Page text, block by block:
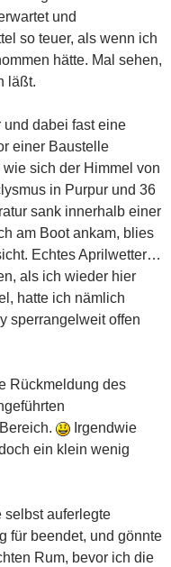
und
so teuer, als wenn ich
hätte. Mal sehen,
läßt.
dabei fast eine
einer Baustelle
sich der Himmel von
in Purpur und 36
sank innerhalb einer
am Boot ankam, blies
Echtes Aprilwetter…
als ich wieder hier
hatte ich nämlich
sperrangelweit offen
Rückmeldung des
Irgendwie
ein klein wenig
selbst auferlegte
für beendet, und gönnte
bevor ich die